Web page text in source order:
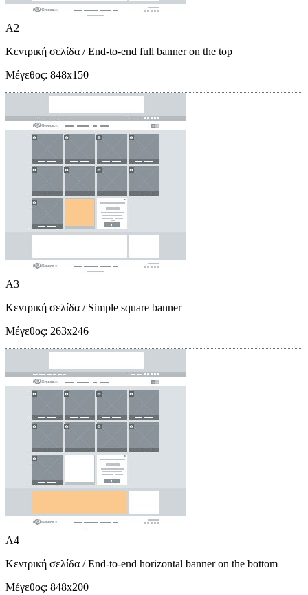
A2
Κεντρική σελίδα / End-to-end full banner on the top
Μέγεθος: 848x150
A3
Κεντρική σελίδα / Simple square banner
Μέγεθος: 263x246
A4
Κεντρική σελίδα / End-to-end horizontal banner on the bottom
Μέγεθος: 848x200